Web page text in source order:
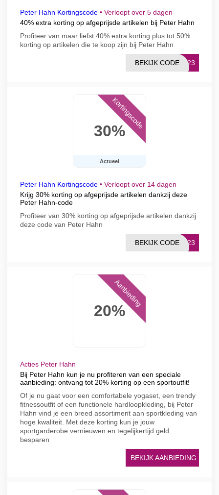
Peter Hahn Kortingscode • Verloopt over 5 dagen
40% extra korting op afgeprijsde artikelen bij Peter Hahn
Profiteer van maar liefst 40% extra korting plus tot 50%
korting op artikelen die te koop zijn bij Peter Hahn
E223
BEKIJK CODE
30%
Actueel
Kortingscode
Peter Hahn Kortingscode • Verloopt over 14 dagen
Krijg 30% korting op afgeprijsde artikelen dankzij deze
Peter Hahn-code
Profiteer van 30% korting op afgeprijsde artikelen dankzij
deze code van Peter Hahn
E223
BEKIJK CODE
20%
Aanbieding
Acties Peter Hahn
Bij Peter Hahn kun je nu profiteren van een speciale
aanbieding: ontvang tot 20% korting op een sportoutfit!
Of je nu gaat voor een comfortabele yogaset, een trendy
fitnessoutfit of een functionele hardloopkleding, bij Peter
Hahn vind je een breed assortiment aan sportkleding van
hoge kwaliteit. Met deze korting kun je jouw
sportgarderobe vernieuwen en tegelijkertijd geld
besparen
BEKIJK AANBIEDING